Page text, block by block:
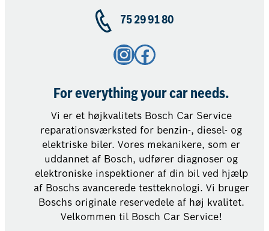
75 29 91 80
Instagram Facebook
For everything your car needs.
Vi er et højkvalitets Bosch Car Service
reparationsværksted for benzin-, diesel- og
elektriske biler. Vores mekanikere, som er
uddannet af Bosch, udfører diagnoser og
elektroniske inspektioner af din bil ved hjælp
af Boschs avancerede testteknologi. Vi bruger
Boschs originale reservedele af høj kvalitet.
Velkommen til Bosch Car Service!